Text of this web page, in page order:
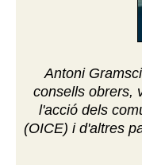
Antoni
consells obrers,
l'acció dels
(OICE) i d'altres